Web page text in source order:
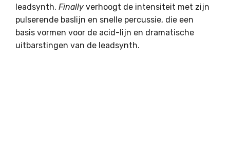
leadsynth. Finally verhoogt de intensiteit met zijn
pulserende baslijn en snelle percussie, die een
basis vormen voor de acid-lijn en dramatische
uitbarstingen van de leadsynth.